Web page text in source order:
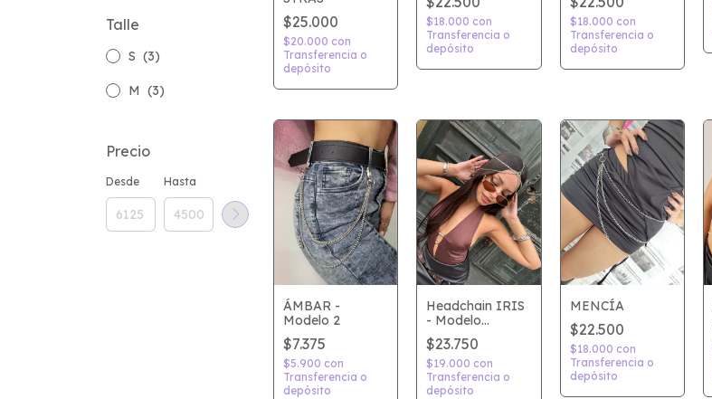
Talle
S (3)
M (3)
Precio
Desde Hasta
$25.000
$20.000 con
Transferencia o
depósito
$18.000 con
Transferencia o
depósito
$18.000 con
Transferencia o
depósito
ÁMBAR -
Modelo 2
$7.375
$5.900 con
Transferencia o
depósito
Headchain IRIS
- Modelo
plateado
$23.750
$19.000 con
Transferencia o
depósito
MENCÍA
$22.500
$18.000 con
Transferencia o
depósito